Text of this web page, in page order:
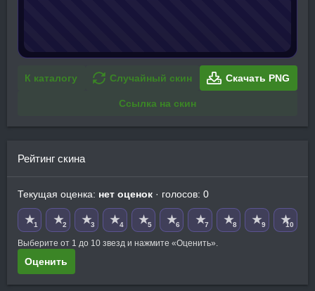
К каталогу Случайный скин Скачать PNG
Ссылка на скин
Рейтинг скина
Текущая оценка: нет оценок · голосов: 0
★1 ★2 ★3 ★4 ★5 ★6 ★7 ★8 ★9 ★10
Выберите от 1 до 10 звезд и нажмите «Оценить».
Оценить